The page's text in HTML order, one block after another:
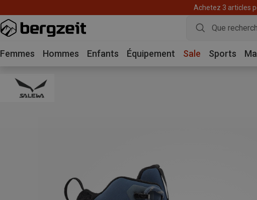
Achetez 3 articles
Femmes Hommes Enfants Équipement Sale Sports